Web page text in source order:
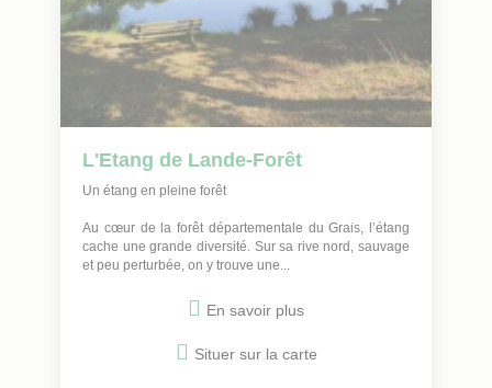
Distance en
Kilomètres
L'Etang de Lande-Forêt
Un étang en pleine forêt
Au cœur de la forêt départementale du Grais, l’étang
cache une grande diversité. Sur sa rive nord, sauvage
et peu perturbée, on y trouve une...
En savoir plus
Situer sur la carte